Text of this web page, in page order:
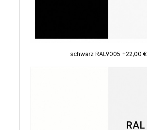
schwarz RAL9005 +22,00 €